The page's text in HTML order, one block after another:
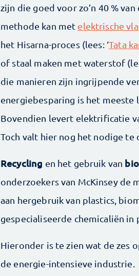
zijn die goed voor zo’n 40 %
methode kan met elektrische
het Hisarna-proces (lees: ‘Tata
of staal maken met waterstof
die manieren zijn ingrijpende
energiebesparing is het meeste
Bovendien levert elektrificatie
Toch valt hier nog het nodige te
Recycling en het gebruik van
onderzoekers van McKinsey de
aan hergebruik van plastics,
gespecialiseerde chemicaliën
Hieronder is te zien wat de zes
de energie-intensieve industrie.